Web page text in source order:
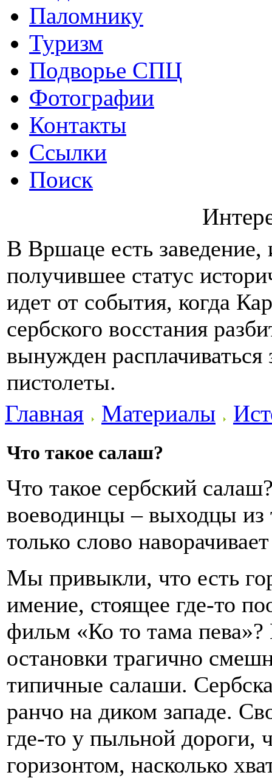
Паломнику
Туризм
Подворье СПЦ
Фотографии
Контакты
Ссылки
Поиск
В Вршаце есть заведение,
получившее статус
идет от события, когда
сербского восстания
вынужден расплачиваться
пистолеты.
Главная Материалы
Что такое салаш?
Что такое сербский
воеводинцы – выходцы из
только слово
Мы привыкли, что есть
имение, стоящее где-то
фильм «Ко то тама пева»?
остановки трагично
типичные салаши.
ранчо на диком западе.
где-то у пыльной дороги,
горизонтом, насколько